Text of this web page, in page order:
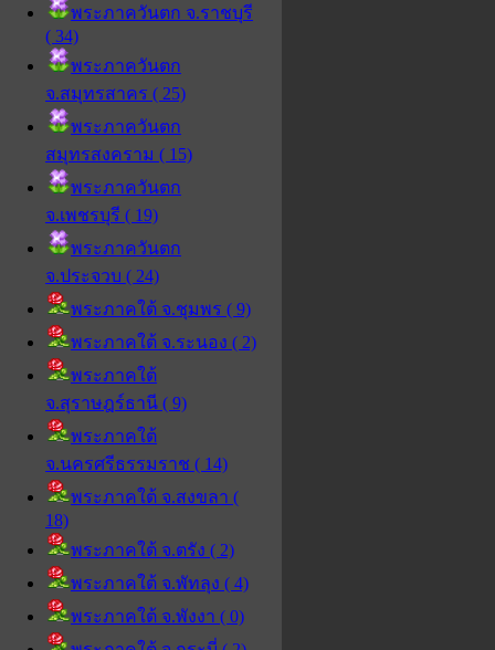
พระภาควันตก จ.ราชบุรี
( 34)
พระภาควันตก
จ.สมุทรสาคร ( 25)
พระภาควันตก
สมุทรสงคราม ( 15)
พระภาควันตก
จ.เพชรบุรี ( 19)
พระภาควันตก
จ.ประจวบ ( 24)
พระภาคใต้ จ.ชุมพร ( 9)
พระภาคใต้ จ.ระนอง ( 2)
พระภาคใต้
จ.สุราษฎร์ธานี ( 9)
พระภาคใต้
จ.นครศรีธรรมราช ( 14)
พระภาคใต้ จ.สงขลา (
18)
พระภาคใต้ จ.ตรัง ( 2)
พระภาคใต้ จ.พัทลุง ( 4)
พระภาคใต้ จ.พังงา ( 0)